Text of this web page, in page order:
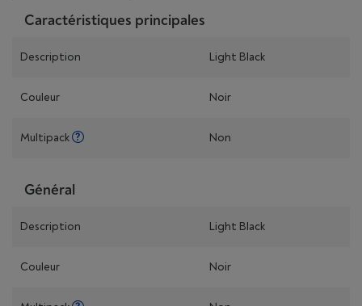
Caractéristiques principales
Description Light Black
Couleur Noir
Multipack Non
Général
Description Light Black
Couleur Noir